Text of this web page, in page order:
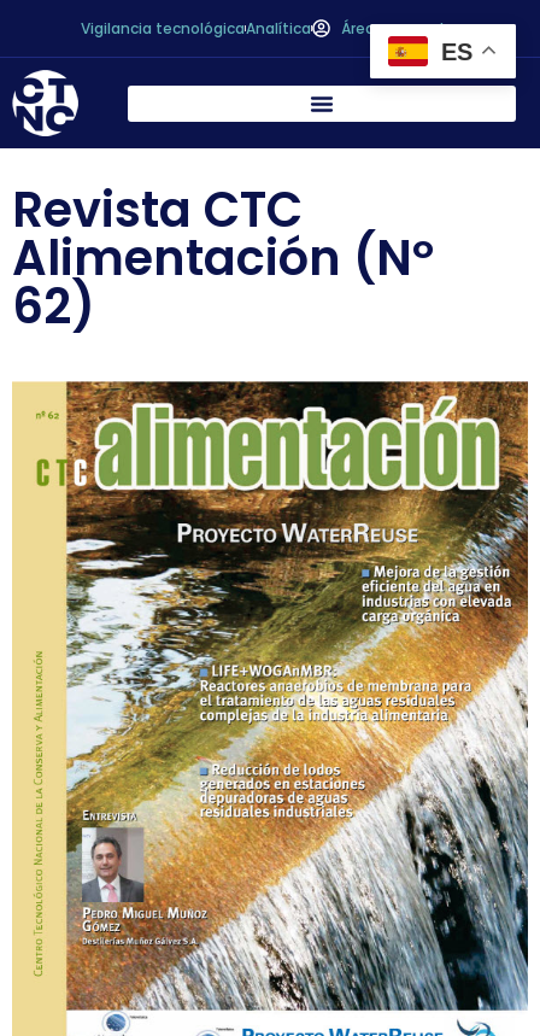
Vigilancia tecnológicaAnalítica Área personal
Revista CTC
Alimentación (Nº
62)
ES